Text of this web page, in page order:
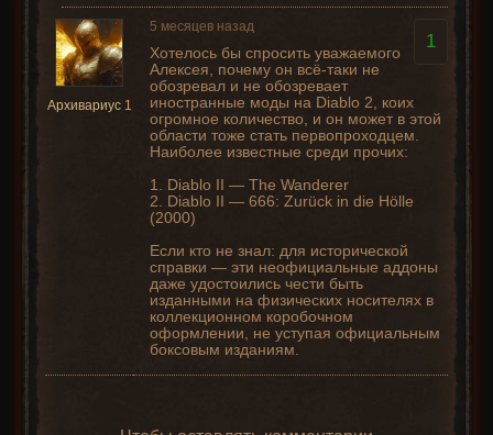
Архивариус 1
1
5 месяцев назад
Хотелось бы спросить уважаемого
Алексея, почему он всё-таки не
обозревал и не обозревает
иностранные моды на Diablo 2, коих
огромное количество, и он может в этой
области тоже стать первопроходцем.
Наиболее известные среди прочих:
1. Diablo II — The Wanderer
2. Diablo II — 666: Zurück in die Hölle
(2000)
Если кто не знал: для исторической
справки — эти неофициальные аддоны
даже удостоились чести быть
изданными на физических носителях в
коллекционном коробочном
оформлении, не уступая официальным
боксовым изданиям.